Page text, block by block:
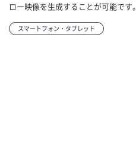
ロー映像を生成することが可能です。
スマートフォン・タブレット